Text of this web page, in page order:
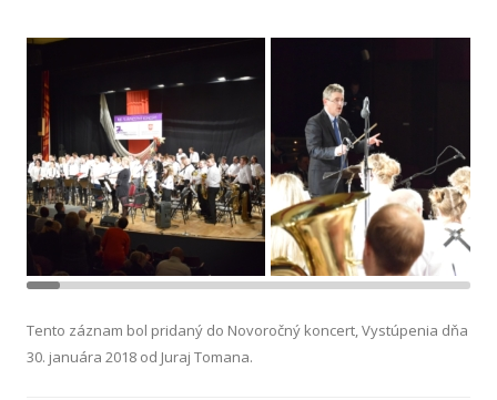
Tento záznam bol pridaný do Novoročný koncert Vystúpenia dňa
30. januára 2018 od Juraj Tomana.